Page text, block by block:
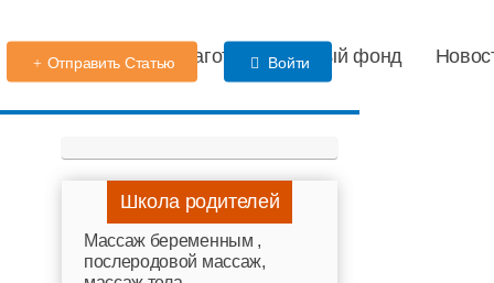
Детский сад Благотворительный фонд
Отправить Статью Войти
Школа родителей
Mассаж беременным ,
послеродовой массаж,